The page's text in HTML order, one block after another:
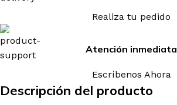
Realiza tu pedido
Atención inmediata
Escríbenos Ahora
Descripción del producto